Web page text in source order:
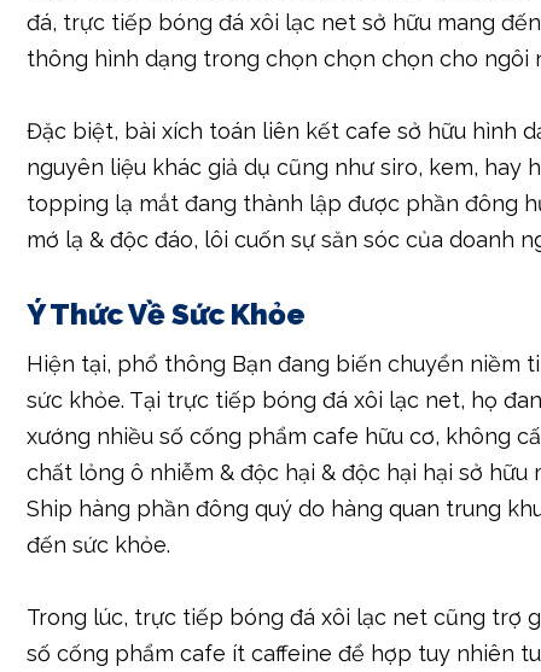
đá, trực tiếp bóng đá xôi lạc net sở hữu mang
thông hình dạng trong chọn chọn chọn cho ngôi
Đặc biệt, bài xích toán liên kết cafe sở hữu hình
nguyên liệu khác giả dụ cũng như siro, kem, hay
topping lạ mắt đang thành lập được phần đông
mớ lạ & độc đáo, lôi cuốn sự săn sóc của doanh
Ý Thức Về Sức Khỏe
Hiện tại, phổ thông Bạn đang biến chuyển niềm
sức khỏe. Tại trực tiếp bóng đá xôi lạc net, họ
xướng nhiều số cống phẩm cafe hữu cơ, không
chất lỏng ô nhiễm & độc hại & độc hại hại sở hữu
Ship hàng phần đông quý do hàng quan trung
đến sức khỏe.
Trong lúc, trực tiếp bóng đá xôi lạc net cũng trợ
số cống phẩm cafe ít caffeine để hợp tuy nhiên